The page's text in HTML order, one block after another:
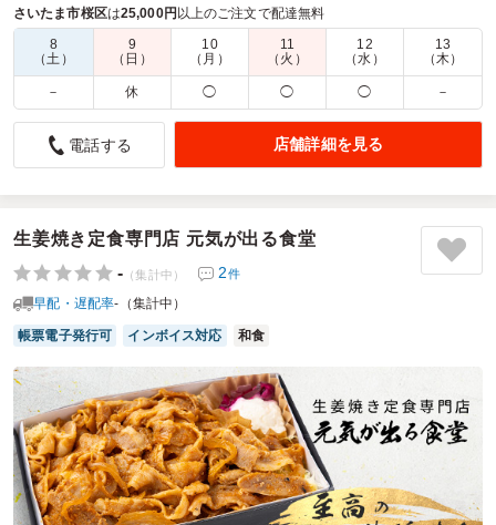
足感あるおにぎりの味わいをお届けします。
商品数： 締切日時： 2日前18:00 価格帯：
480円～18,000円
配達時間：
10:00～19:00
くるめしに来てくれてありがとうと言いたい
5.0
「ぼんご！？」と喜んでいました。
忙しい中で有名店のお弁当を手軽に注文できるというのは本
当にありがたいです。くるめしさんの営業努力に感謝したい
です。
ご利用シーン：ロケ・撮影›スタジオ収録
参加者の年齢： 30代～40代 男女比：男女混合
東京都港区六本木2026/07/07
おにぎりぼんごの口コミをもっと見る
さいたま市桜区は25,000円 以上のご注文で配達無料
8
（土）
9
（日）
10
（月）
11
（火）
12
（水）
13
（木）
－ 休 ◯ ◯ ◯ －
電話する 店舗詳細を見る
生姜焼き定食専門店 元気が出る食堂
- （集計中） 2件
早配・遅配率-（集計中）
帳票電子発行可 インボイス対応 和食